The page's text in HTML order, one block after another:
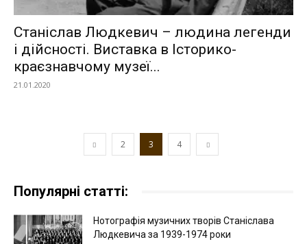
Станіслав Людкевич – людина легенди
і дійсності. Виставка в Історико-
краєзнавчому музеї...
21.01.2020
2 3 4
Популярні статті:
Нотографія музичних творів Станіслава
Людкевича за 1939-1974 роки